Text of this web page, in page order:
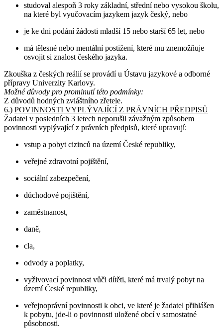
studoval alespoň 3 roky základní, střední nebo vysokou školu,
na které byl vyučovacím jazykem jazyk český, nebo
je ke dni podání žádosti mladší 15 nebo starší 65 let, nebo
má tělesné nebo mentální postižení, které mu znemožňuje
osvojit si znalost českého jazyka.
Zkouška z českých reálií se provádí u Ústavu jazykové a odborné
přípravy Univerzity Karlovy.
Možné důvody pro prominutí této podmínky:
Z důvodů hodných zvláštního zřetele.
6.) POVINNOSTI VYPLÝVAJÍCÍ Z PRÁVNÍCH PŘEDPISŮ
Žadatel v posledních 3 letech neporušil závažným způsobem
povinnosti vyplývající z právních předpisů, které upravují:
vstup a pobyt cizinců na území České republiky,
veřejné zdravotní pojištění,
sociální zabezpečení,
důchodové pojištění,
zaměstnanost,
daně,
cla,
odvody a poplatky,
vyživovací povinnost vůči dítěti, které má trvalý pobyt na
území České republiky,
veřejnoprávní povinnosti k obci, ve které je žadatel přihlášen
k pobytu, jde-li o povinnosti uložené obcí v samostatné
působnosti.